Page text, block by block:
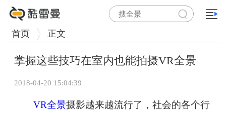
首页 正文
掌握这些技巧在室内也能拍摄VR全景
2018-04-20 15:04:39
VR全景摄影越来越流行了，社会的各个行